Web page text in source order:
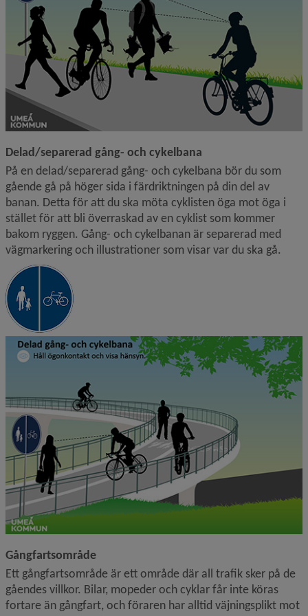
Delad/separerad gång- och cykelbana
På en delad/separerad gång- och cykelbana bör du som
gående gå på höger sida i färdriktningen på din del av
banan. Detta för att du ska möta cyklisten öga mot öga i
stället för att bli överraskad av en cyklist som kommer
bakom ryggen. Gång- och cykelbanan är separerad med
vägmarkering och illustrationer som visar var du ska gå.
Gångfartsområde
Ett gångfartsområde är ett område där all trafik sker på de
gåendes villkor. Bilar, mopeder och cyklar får inte köras
fortare än gångfart, och föraren har alltid väjningsplikt mot